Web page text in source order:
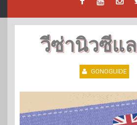
วีซ่านิวซีแ
GONOGUIDE